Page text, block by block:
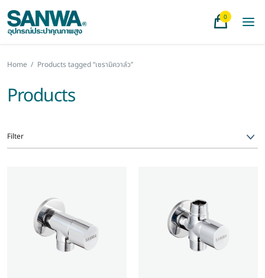
0
Home / Products tagged “เซรามิควาล์ว”
Products
Filter